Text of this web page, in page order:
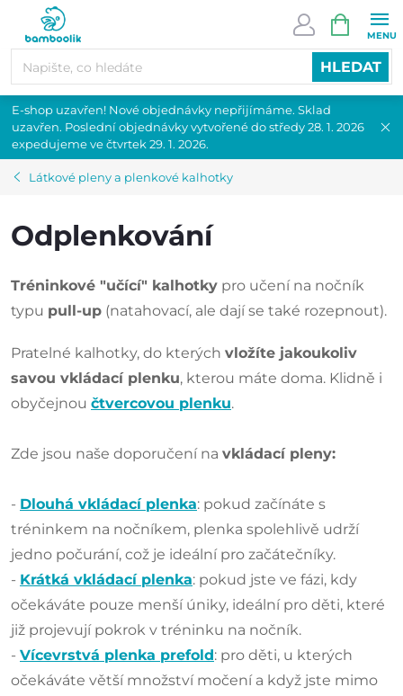
obsah
HLEDAT
KOŠÍK
E-shop uzavřen! Nové objednávky nepřijímáme. Sklad
uzavřen. Poslední objednávky vytvořené do středy 28. 1. 2026
expedujeme ve čtvrtek 29. 1. 2026.
Látkové pleny a plenkové kalhotky
Odplenkování
Tréninkové "učící" kalhotky pro učení na nočník
typu pull-up (natahovací, ale dají se také rozepnout).
Pratelné kalhotky, do kterých vložíte jakoukoliv
savou vkládací plenku, kterou máte doma. Klidně i
obyčejnou čtvercovou plenku.
Zde jsou naše doporučení na vkládací pleny:
- Dlouhá vkládací plenka: pokud začínáte s
tréninkem na nočníkem, plenka spolehlivě udrží
jedno počurání, což je ideální pro začátečníky.
- Krátká vkládací plenka: pokud jste ve fázi, kdy
očekáváte pouze menší úniky, ideální pro děti, které
již projevují pokrok v tréninku na nočník.
- Vícevrstvá plenka prefold: pro děti, u kterých
očekáváte větší množství močení a když jste mimo